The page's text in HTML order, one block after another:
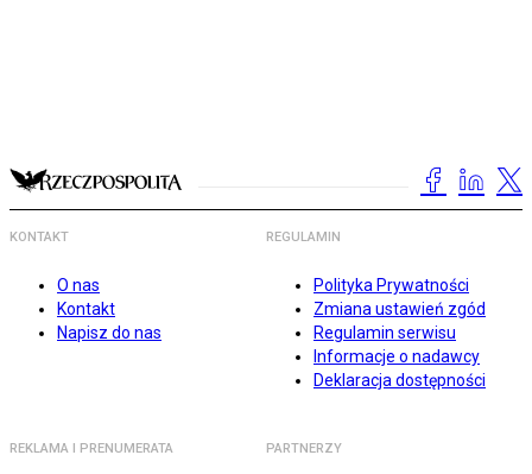
KONTAKT
O nas
Kontakt
Napisz do nas
REGULAMIN
Polityka Prywatności
Zmiana ustawień zgód
Regulamin serwisu
Informacje o nadawcy
Deklaracja dostępności
REKLAMA I PRENUMERATA PARTNERZY